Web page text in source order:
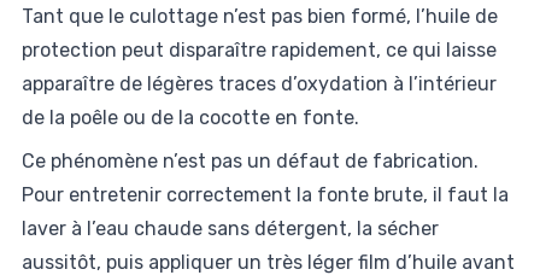
Tant que le culottage n’est pas bien formé, l’huile de
protection peut disparaître rapidement, ce qui laisse
apparaître de légères traces d’oxydation à l’intérieur
de la poêle ou de la cocotte en fonte.
Ce phénomène n’est pas un défaut de fabrication.
Pour entretenir correctement la fonte brute, il faut la
laver à l’eau chaude sans détergent, la sécher
aussitôt, puis appliquer un très léger film d’huile avant